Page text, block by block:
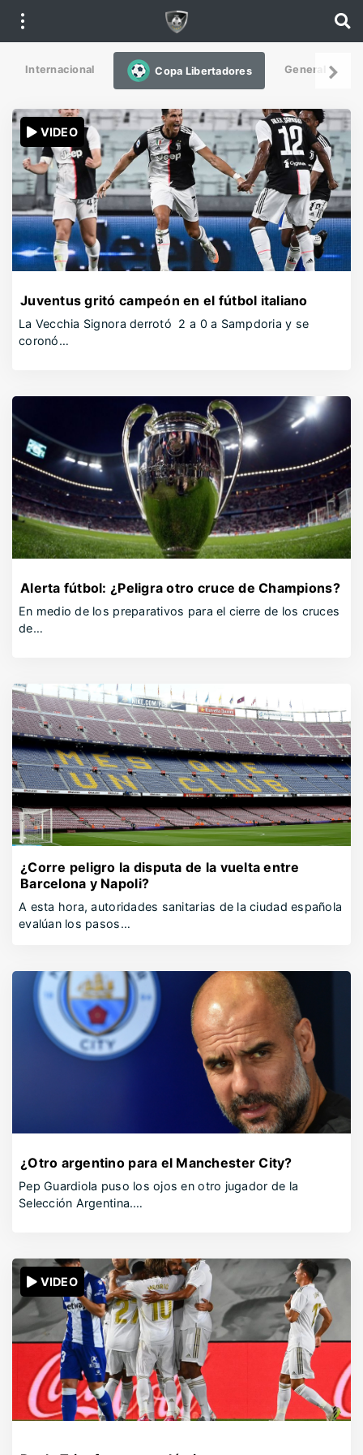
Internacional Copa Libertadores General
VIDEO
Juventus gritó campeón en el fútbol italiano
La Vecchia Signora derrotó 2 a 0 a Sampdoria y se
coronó…
Alerta fútbol: ¿Peligra otro cruce de Champions?
En medio de los preparativos para el cierre de los cruces
de…
¿Corre peligro la disputa de la vuelta entre
Barcelona y Napoli?
A esta hora, autoridades sanitarias de la ciudad española
evalúan los pasos…
¿Otro argentino para el Manchester City?
Pep Guardiola puso los ojos en otro jugador de la
Selección Argentina.…
VIDEO